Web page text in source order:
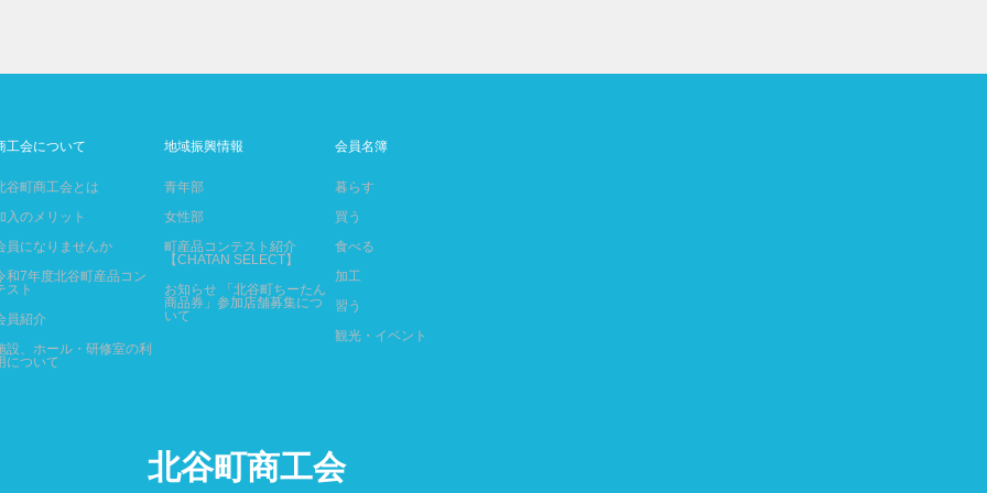
工会について
谷町商工会とは
入のメリット
員になりませんか
和7年度北谷町産品コン
スト
員紹介
設、ホール・研修室の利
について
地域振興情報
青年部
女性部
町産品コンテスト紹介
【CHATAN SELECT】
お知らせ 「北谷町ちーたん
商品券」参加店舗募集につ
いて
会員名簿
暮らす
買う
食べる
加工
習う
観光・イベント
北谷町商工会